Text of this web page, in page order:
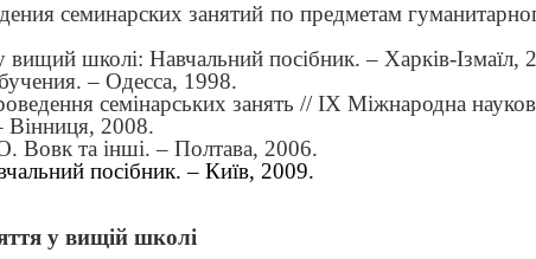
семинарских занятий по предметам
школі: Навчальний посібник. – Харків-Ізмаїл,
– Одесса, 1998.
семінарських занять // ІХ Міжнародна
Вінниця, 2008.
Вовк та інші. – Полтава, 2006.
посібник. – Київ, 2009.
у вищій школі